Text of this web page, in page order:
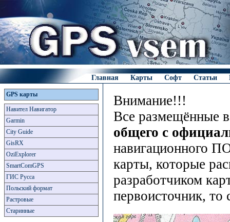
Главная Карты Софт Статьи
GPS карты
Навител Навигатор
Garmin
City Guide
GisRX
OziExplorer
SmartComGPS
ГИС Русса
Польский формат
Растровые
Старинные
Внимание!!!
Все размещённые
общего с
навигационного
карты, которые
разработчиком
первоисточник,